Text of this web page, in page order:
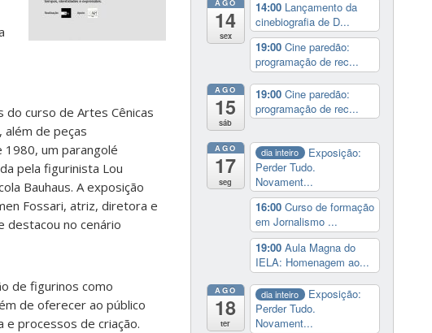
curso de Artes Cênicas
de peças
um parangolé
pela figurinista Lou
Bauhaus. A exposição
Fossari, atriz, diretora e
destacou no cenário
de figurinos como
de oferecer ao público
processos de criação.
AGO
14
sex
14:00 Lançamento da
cinebiografia de D...
19:00 Cine paredão:
programação de rec...
AGO
15
sáb
19:00 Cine paredão:
programação de rec...
AGO
17
seg
dia inteiro
Exposição:
Perder Tudo.
Novament...
16:00 Curso de formação
em Jornalismo ...
19:00 Aula Magna do
IELA: Homenagem ao...
AGO
18
ter
dia inteiro
Exposição:
Perder Tudo.
Novament...